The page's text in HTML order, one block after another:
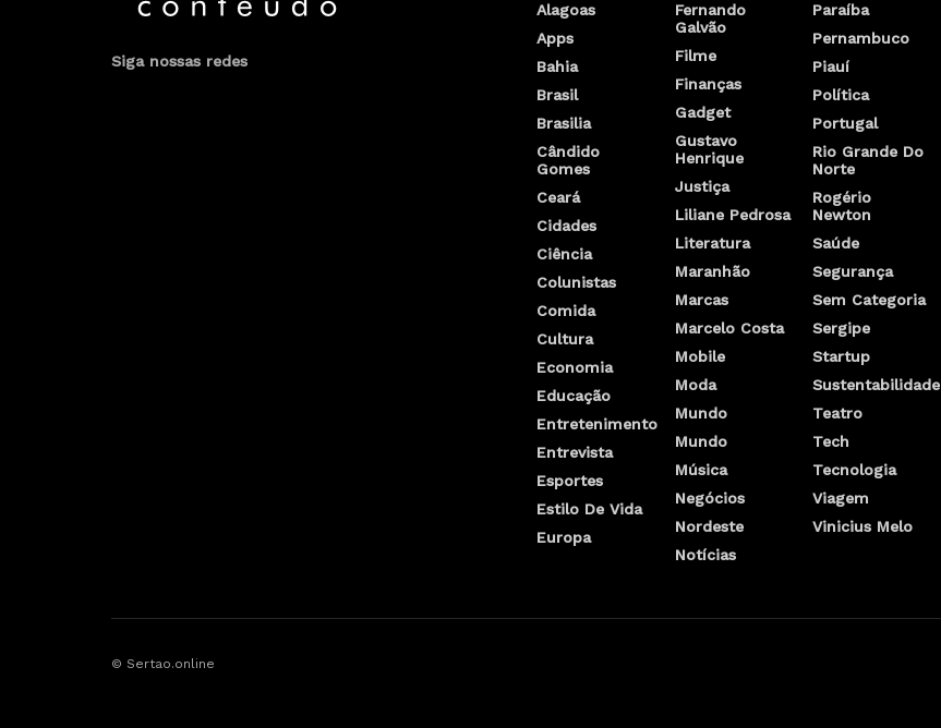
Siga nossas redes
Alagoas
Apps
Bahia
Brasil
Brasilia
Cândido
Gomes
Ceará
Cidades
Ciência
Colunistas
Comida
Cultura
Economia
Educação
Entretenimento
Entrevista
Esportes
Estilo De Vida
Europa
Fernando
Galvão
Filme
Finanças
Gadget
Gustavo
Henrique
Justiça
Liliane Pedrosa
Literatura
Maranhão
Marcas
Marcelo Costa
Mobile
Moda
Mundo
Mundo
Música
Negócios
Nordeste
Notícias
Paraíba
Pernambuco
Piauí
Política
Portugal
Rio Grande Do
Norte
Rogério
Newton
Saúde
Segurança
Sem Categoria
Sergipe
Startup
Sustentabilidade
Teatro
Tech
Tecnologia
Viagem
Vinicius Melo
© Sertao.online